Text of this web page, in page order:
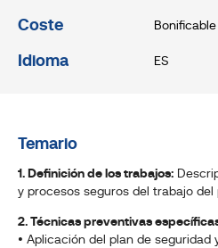
Coste Bonificable
Idioma ES
Temario
1. Definición de los trabajos:
y procesos seguros del trabajo del
2. Técnicas preventivas
• Aplicación del plan de